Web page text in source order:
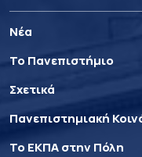
Νέα
Το Πανεπιστήμιο
Σχετικά
Πανεπιστημιακή
Το ΕΚΠΑ στην Πόλη